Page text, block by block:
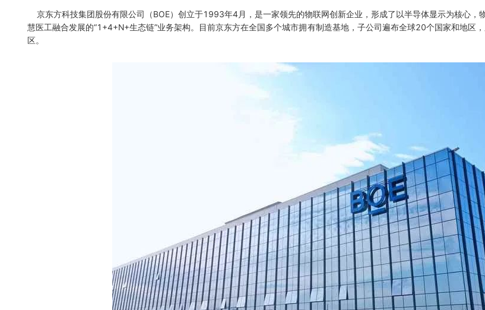
京东方科技集团股份有限公司（BOE）创立于1993年4月，是一家领先的物联网创新企业，形成了以半导体显示为核心，
慧医工融合发展的“1+4+N+生态链”业务架构。目前京东方在全国多个城市拥有制造基地，子公司遍布全球20个国家和地区
区。